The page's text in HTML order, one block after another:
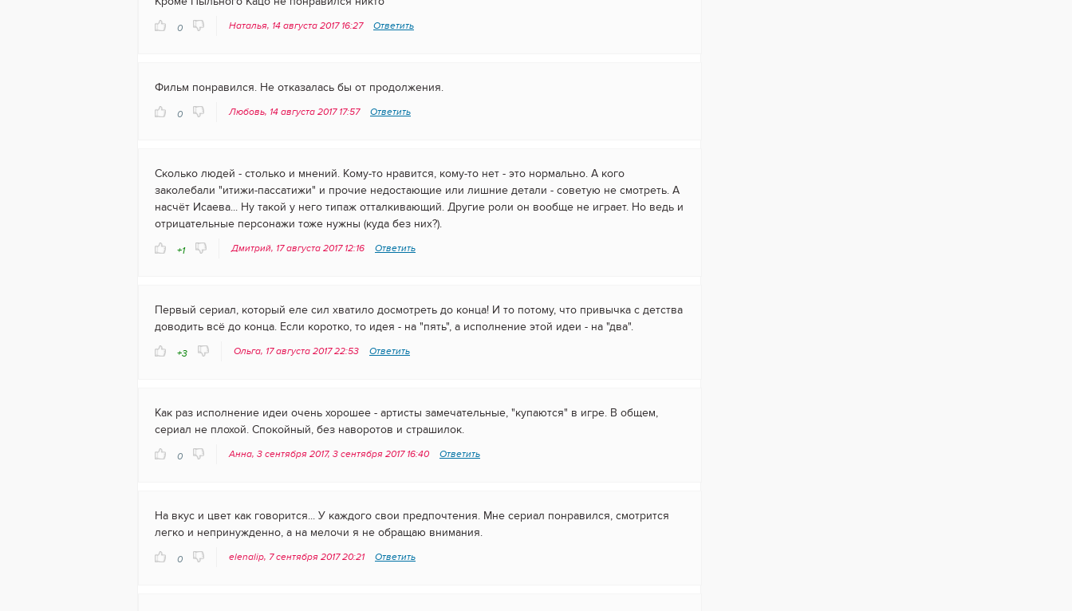
0 Наталья, 14 августа 2017 16:27 Ответить
Фильм понравился. Не отказалась бы от продолжения.
0 Любовь, 14 августа 2017 17:57 Ответить
Сколько людей - столько и мнений. Кому-то нравится, кому-то нет - это нормально. А кого
заколебали "итижи-пассатижи" и прочие недостающие или лишние детали - советую не смотреть. А
насчёт Исаева... Ну такой у него типаж отталкивающий. Другие роли он вообще не играет. Но ведь и
отрицательные персонажи тоже нужны (куда без них?).
+1 Дмитрий, 17 августа 2017 12:16 Ответить
Первый сериал, который еле сил хватило досмотреть до конца! И то потому, что привычка с детства
доводить всё до конца. Если коротко, то идея - на "пять", а исполнение этой идеи - на "два".
+3 Ольга, 17 августа 2017 22:53 Ответить
Как раз исполнение идеи очень хорошее - артисты замечательные, "купаются" в игре. В общем,
сериал не плохой. Спокойный, без наворотов и страшилок.
0 Анна, 3 сентября 2017, 3 сентября 2017 16:40 Ответить
На вкус и цвет как говорится... У каждого свои предпочтения. Мне сериал понравился, смотрится
легко и непринужденно, а на мелочи я не обращаю внимания.
0 elenalip, 7 сентября 2017 20:21 Ответить